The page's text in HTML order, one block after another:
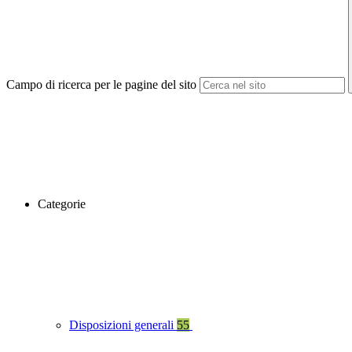
Campo di ricerca per le pagine del sito
Categorie
Disposizioni generali 55